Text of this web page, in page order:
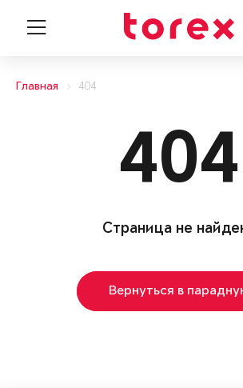
Главная 404
404
Страница не
Вернуться в